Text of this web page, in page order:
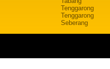
Tenggarong
Tenggarong
Seberang